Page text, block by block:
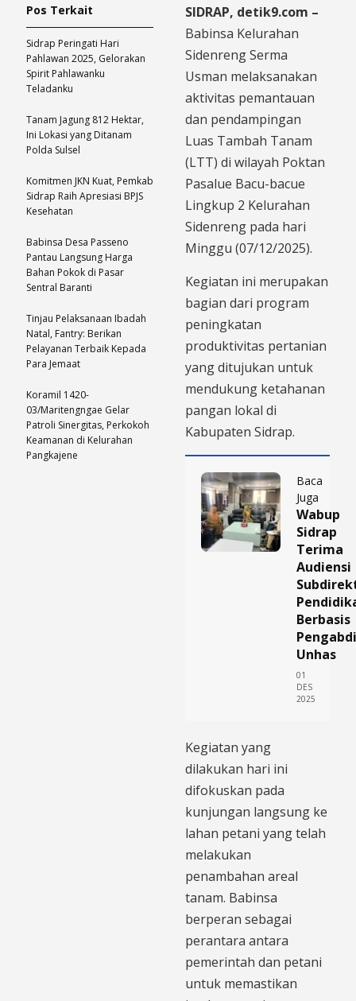
SIDRAP, detik9.com –
Babinsa Kelurahan
Sidenreng Serma
Usman melaksanakan
aktivitas pemantauan
dan pendampingan
Luas Tambah Tanam
(LTT) di wilayah Poktan
Pasalue Bacu-bacue
Lingkup 2 Kelurahan
Sidenreng pada hari
Minggu (07/12/2025).
Kegiatan ini merupakan
bagian dari program
peningkatan
produktivitas pertanian
yang ditujukan untuk
mendukung ketahanan
pangan lokal di
Kabupaten Sidrap.
Baca
Juga
Wabup
Sidrap
Terima
Audiensi
Berbasis
Unhas
01
DES
2025
Kegiatan yang
dilakukan hari ini
difokuskan pada
kunjungan langsung ke
lahan petani yang telah
melakukan
penambahan areal
tanam. Babinsa
berperan sebagai
perantara antara
pemerintah dan petani
untuk memastikan
Pos Terkait
Sidrap Peringati Hari
Pahlawan 2025, Gelorakan
Spirit Pahlawanku
Teladanku
Tanam Jagung 812 Hektar,
Ini Lokasi yang Ditanam
Polda Sulsel
Komitmen JKN Kuat, Pemkab
Sidrap Raih Apresiasi BPJS
Kesehatan
Babinsa Desa Passeno
Pantau Langsung Harga
Bahan Pokok di Pasar
Sentral Baranti
Tinjau Pelaksanaan Ibadah
Natal, Fantry: Berikan
Pelayanan Terbaik Kepada
Para Jemaat
Koramil 1420-
03/Maritengngae Gelar
Patroli Sinergitas, Perkokoh
Keamanan di Kelurahan
Pangkajene